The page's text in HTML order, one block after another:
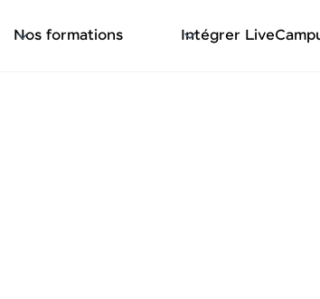
Nos formations Intégrer